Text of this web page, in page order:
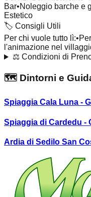
Bar•Noleggio barche e
Estetico
🏷️ Consigli Utili
Per chi vuole tutto lì:•
l'animazione nel
⚖️ Condizioni di
🗺️ Dintorni e
Spiaggia Cala Luna -
Spiaggia di Cardedu -
Ardia di Sedilo San